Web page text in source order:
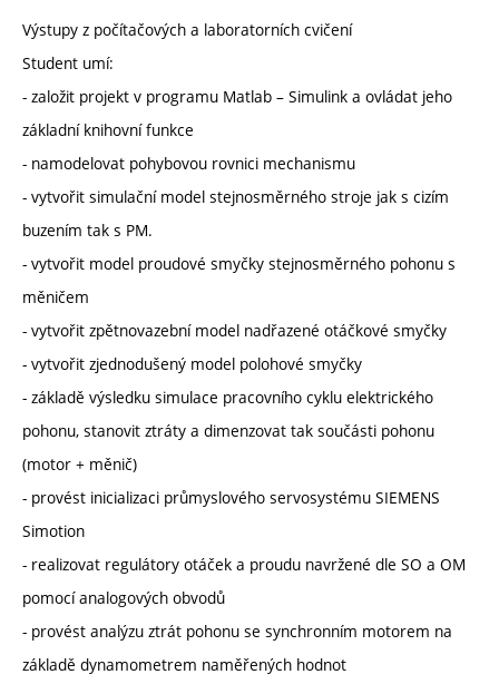
Výstupy z počítačových a laboratorních cvičení
Student umí:
- založit projekt v programu Matlab – Simulink a ovládat jeho
základní knihovní funkce
- namodelovat pohybovou rovnici mechanismu
- vytvořit simulační model stejnosměrného stroje jak s cizím
buzením tak s PM.
- vytvořit model proudové smyčky stejnosměrného pohonu s
měničem
- vytvořit zpětnovazební model nadřazené otáčkové smyčky
- vytvořit zjednodušený model polohové smyčky
- základě výsledku simulace pracovního cyklu elektrického
pohonu, stanovit ztráty a dimenzovat tak součásti pohonu
(motor + měnič)
- provést inicializaci průmyslového servosystému SIEMENS
Simotion
- realizovat regulátory otáček a proudu navržené dle SO a OM
pomocí analogových obvodů
- provést analýzu ztrát pohonu se synchronním motorem na
základě dynamometrem naměřených hodnot